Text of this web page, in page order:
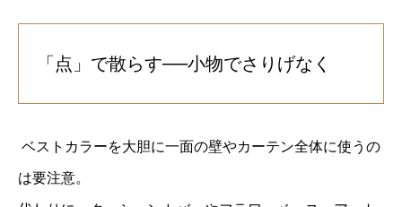
「点」で散らす──小物でさりげなく
ベストカラーを大胆に一面の壁やカーテン全体に使うの
は要注意。